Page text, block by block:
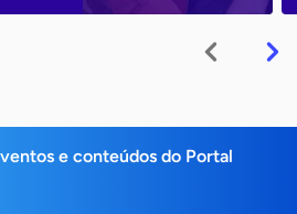
e conteúdos do Portal